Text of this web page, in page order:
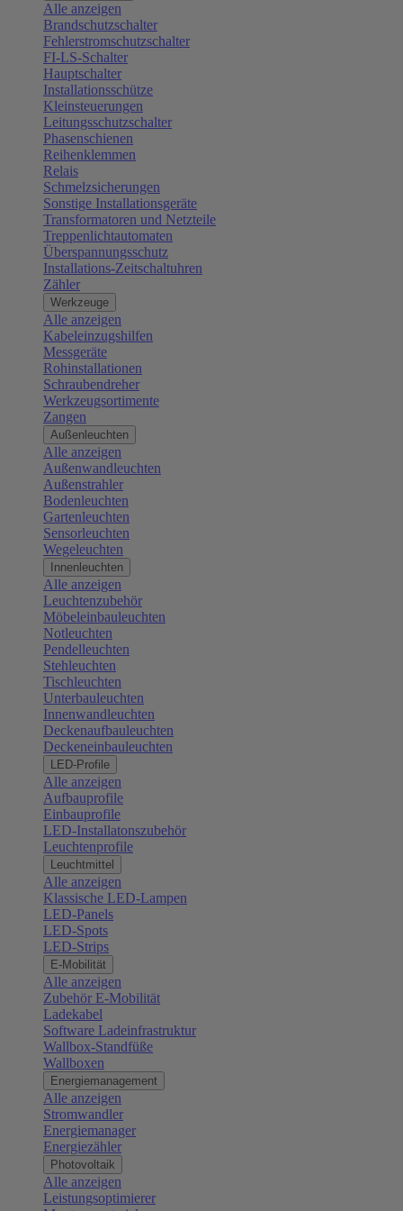
Alle anzeigen
Brandschutzschalter
Fehlerstromschutzschalter
FI-LS-Schalter
Hauptschalter
Installationsschütze
Kleinsteuerungen
Leitungsschutzschalter
Phasenschienen
Reihenklemmen
Relais
Schmelzsicherungen
Sonstige Installationsgeräte
Transformatoren und Netzteile
Treppenlichtautomaten
Überspannungsschutz
Installations-Zeitschaltuhren
Zähler
Werkzeuge
Alle anzeigen
Kabeleinzugshilfen
Messgeräte
Rohinstallationen
Schraubendreher
Werkzeugsortimente
Zangen
Außenleuchten
Alle anzeigen
Außenwandleuchten
Außenstrahler
Bodenleuchten
Gartenleuchten
Sensorleuchten
Wegeleuchten
Innenleuchten
Alle anzeigen
Leuchtenzubehör
Möbeleinbauleuchten
Notleuchten
Pendelleuchten
Stehleuchten
Tischleuchten
Unterbauleuchten
Innenwandleuchten
Deckenaufbauleuchten
Deckeneinbauleuchten
LED-Profile
Alle anzeigen
Aufbauprofile
Einbauprofile
LED-Installatonszubehör
Leuchtenprofile
Leuchtmittel
Alle anzeigen
Klassische LED-Lampen
LED-Panels
LED-Spots
LED-Strips
E-Mobilität
Alle anzeigen
Zubehör E-Mobilität
Ladekabel
Software Ladeinfrastruktur
Wallbox-Standfüße
Wallboxen
Energiemanagement
Alle anzeigen
Stromwandler
Energiemanager
Energiezähler
Photovoltaik
Alle anzeigen
Leistungsoptimierer